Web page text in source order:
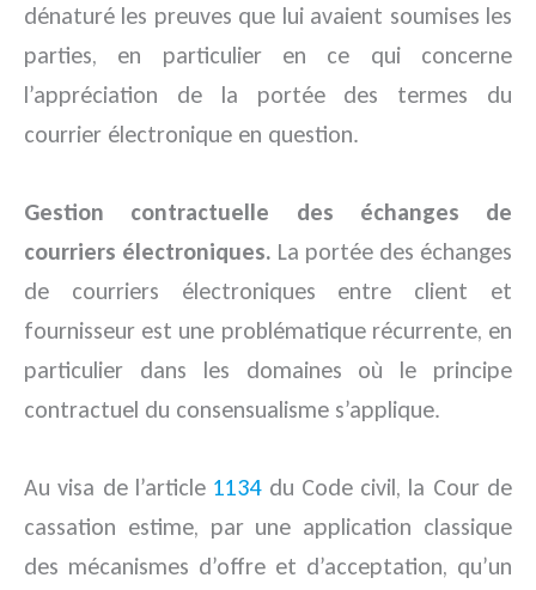
dénaturé les preuves que lui avaient soumises les
parties, en particulier en ce qui concerne
l’appréciation de la portée des termes du
courrier électronique en question.
Gestion contractuelle des échanges de
courriers électroniques. La portée des échanges
de courriers électroniques entre client et
fournisseur est une problématique récurrente, en
particulier dans les domaines où le principe
contractuel du consensualisme s’applique.
Au visa de l’article 1134du Code civil, la Cour de
cassation estime, par une application classique
des mécanismes d’offre et d’acceptation, qu’un